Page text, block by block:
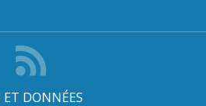
ET DONNÉES